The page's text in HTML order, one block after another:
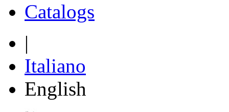
Catalogs
|
Italiano
English